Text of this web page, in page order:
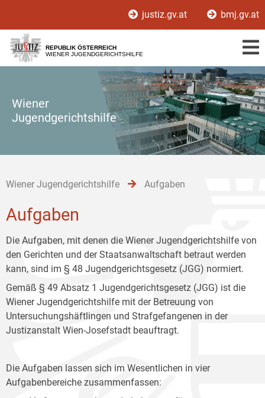
[1]
[2]
[3]
justiz.gv.at bmj.gv.at
REPUBLIK ÖSTERREICH
WIENER JUGENDGERICHTSHILFE
Wiener
Jugendgerichtshilfe
Wiener Jugendgerichtshilfe Aufgaben
Aufgaben
Die Aufgaben, mit denen die Wiener Jugendgerichtshilfe von
den Gerichten und der Staatsanwaltschaft betraut werden
kann, sind im § 48 Jugendgerichtsgesetz (JGG) normiert.
Gemäß § 49 Absatz 1 Jugendgerichtsgesetz (JGG) ist die
Wiener Jugendgerichtshilfe mit der Betreuung von
Untersuchungshäftlingen und Strafgefangenen in der
Justizanstalt Wien-Josefstadt beauftragt.
Die Aufgaben lassen sich im Wesentlichen in vier
Aufgabenbereiche zusammenfassen: